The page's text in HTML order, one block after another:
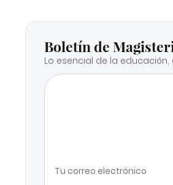
Boletín de
Lo esencial de la